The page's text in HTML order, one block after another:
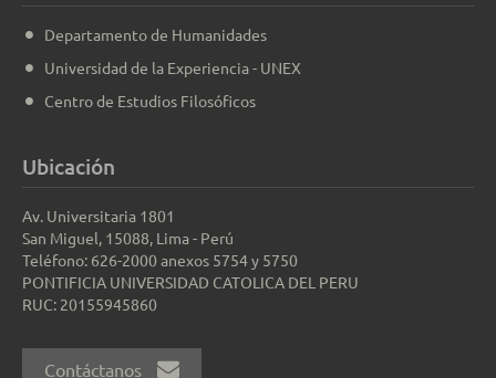
Departamento de Humanidades
Universidad de la Experiencia - UNEX
Centro de Estudios Filosóficos
Ubicación
Av. Universitaria 1801
San Miguel, 15088, Lima - Perú
Teléfono: 626-2000 anexos 5754 y 5750
PONTIFICIA UNIVERSIDAD CATOLICA DEL PERU
RUC: 20155945860
Contáctanos